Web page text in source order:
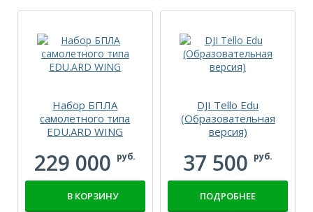
Набор БПЛА
самолетного типа
EDU.ARD WING
229 000 руб.
В КОРЗИНУ
DJI Tello Edu
(Образовательная
версия)
37 500 руб.
ПОДРОБНЕЕ